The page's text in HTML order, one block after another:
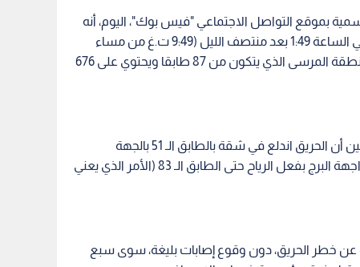
بموقع التواصل الاجتماعي "فيس بوك"، اليوم، أنه
تلقى بلاغا من غرفة عمليات القيادة العامة لشرطة دبي في الساعة 1:49 بعد منتصف الليل (9:49 ت.غ من مساء
الجمعة) عن حادث حريق في برج (TOACH) السكني في منطقة المرسى الذي يتكون من 87 طابقا ويحتوي على 676
وبين أنه عند وصول فرق الدفاع المدني في الساعة 1:58 تبين أن الحريق اندلع في شقة بالطابق الـ 51 بالجهة
المواجهة لشارع الصفوح من البرج، وامتدت النيران على واجهة البرج بفعل الرياح حتى الطابق الـ 83 (الأمر الذي يعني
عن خطر الحريق، دون وقوع إصابات بليغة، سوى سبع